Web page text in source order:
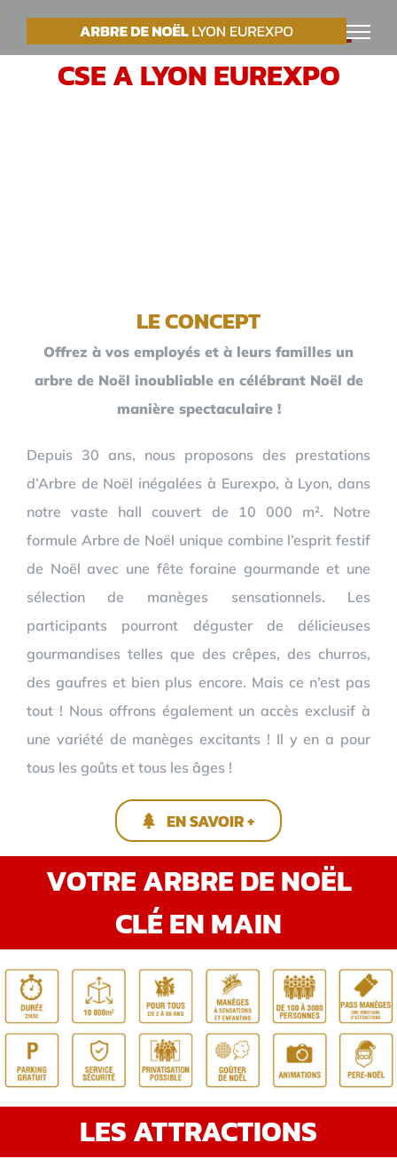
PasserVOTRE ARBRE DE NOËL
CSE A LYON EUREXPO
LE CONCEPT
Offrez à vos employés et à leurs familles un
arbre de Noël inoubliable en célébrant Noël de
manière spectaculaire !
Depuis 30 ans, nous proposons des prestations
d’Arbre de Noël inégalées à Eurexpo, à Lyon, dans
notre vaste hall couvert de 10 000 m². Notre
formule Arbre de Noël unique combine l’esprit festif
de Noël avec une fête foraine gourmande et une
sélection de manèges sensationnels. Les
participants pourront déguster de délicieuses
gourmandises telles que des crêpes, des churros,
des gaufres et bien plus encore. Mais ce n’est pas
tout ! Nous offrons également un accès exclusif à
une variété de manèges excitants ! Il y en a pour
tous les goûts et tous les âges !
EN SAVOIR +
VOTRE ARBRE DE NOËL
CLÉ EN MAIN
LES ATTRACTIONS